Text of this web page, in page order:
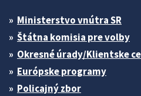
Ministerstvo vnútra SR
Štátna komisia pre volby
Okresné úrady/Klientske
Európske programy
Policajný zbor